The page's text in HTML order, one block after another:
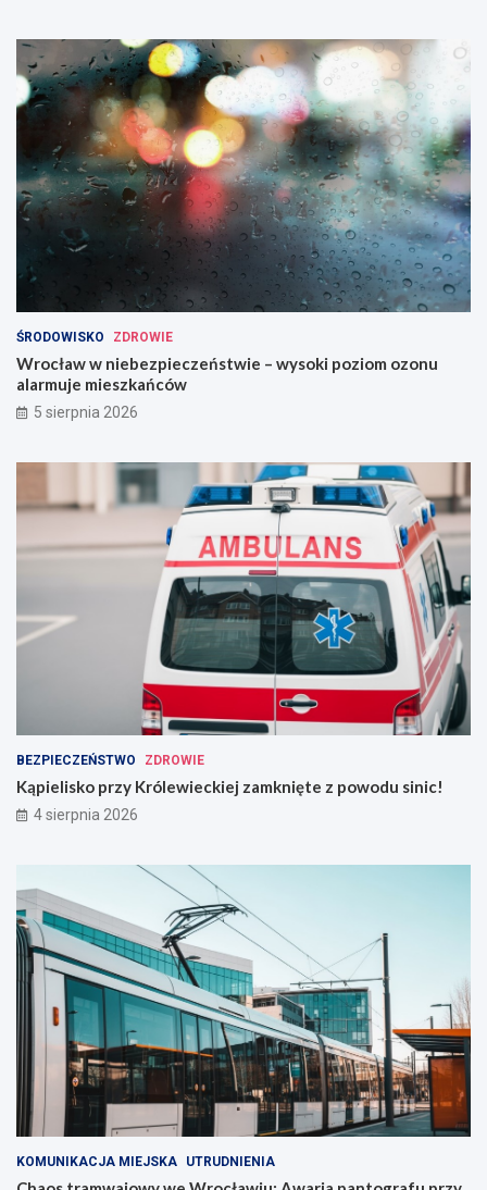
ŚRODOWISKO ZDROWIE
Wrocław w niebezpieczeństwie – wysoki poziom ozonu
alarmuje mieszkańców
5 sierpnia 2026
BEZPIECZEŃSTWO ZDROWIE
Kąpielisko przy Królewieckiej zamknięte z powodu sinic!
4 sierpnia 2026
KOMUNIKACJA MIEJSKA UTRUDNIENIA